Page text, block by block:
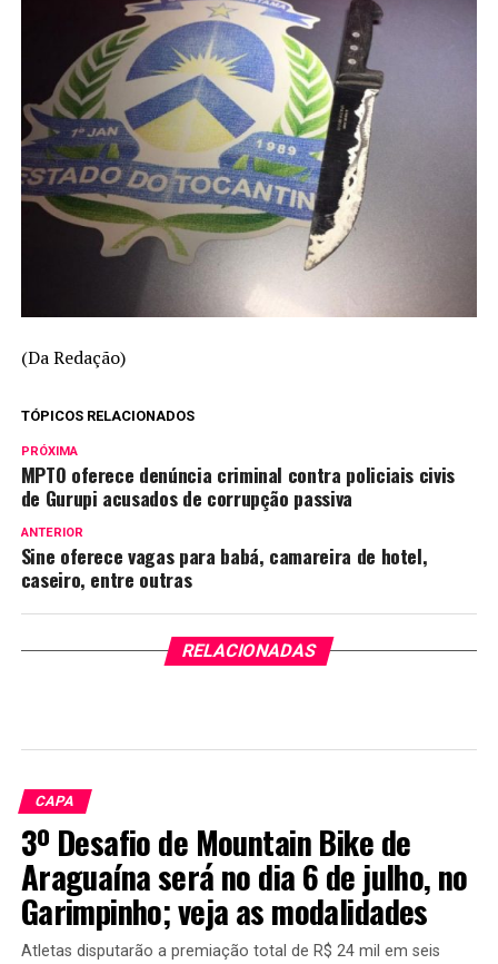
(Da Redação)
TÓPICOS RELACIONADOS
PRÓXIMA
MPTO oferece denúncia criminal contra policiais civis
de Gurupi acusados de corrupção passiva
ANTERIOR
Sine oferece vagas para babá, camareira de hotel,
caseiro, entre outras
RELACIONADAS
CAPA
3º Desafio de Mountain Bike de
Araguaína será no dia 6 de julho, no
Garimpinho; veja as modalidades
Atletas disputarão a premiação total de R$ 24 mil em seis